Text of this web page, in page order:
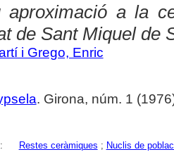
aproximació a la
de Sant Miquel de
i Grego, Enric
. Girona, núm. 1
Restes ceràmiques ; Nuclis de